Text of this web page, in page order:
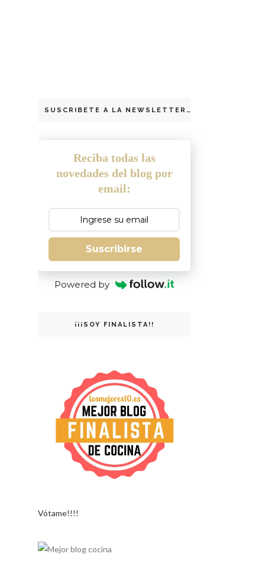
SUSCRIBETE A LA NEWSLETTER
Reciba todas las
novedades del blog por
email:
Suscribirse
Powered by
¡¡¡SOY FINALISTA!!
Vótame!!!!